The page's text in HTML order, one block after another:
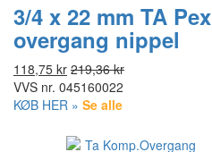
3/4 x 22 mm TA Pex
overgang nippel
118,75 kr 219,36 kr
VVS nr. 045160022
KØB HER » Se alle